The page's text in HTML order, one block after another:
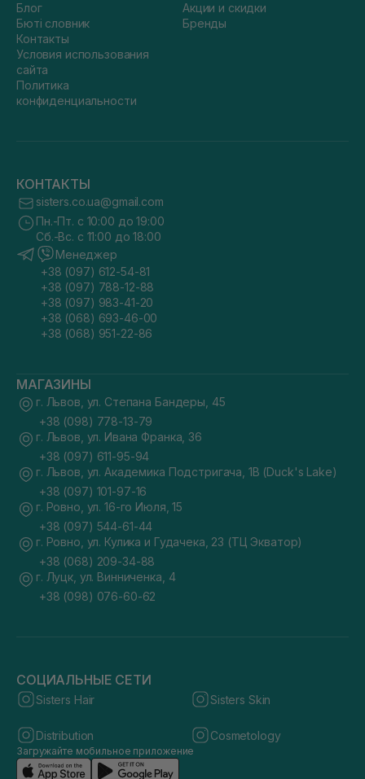
Блог
Бюті словник
Контакты
Условия использования
сайта
Политика
конфиденциальности
Акции и скидки
Бренды
КОНТАКТЫ
sisters.co.ua@gmail.com
Пн.-Пт. с 10:00 до 19:00
Сб.-Вс. с 11:00 до 18:00
Менеджер
+38 (097) 612-54-81
+38 (097) 788-12-88
+38 (097) 983-41-20
+38 (068) 693-46-00
+38 (068) 951-22-86
МАГАЗИНЫ
г. Львов, ул. Степана Бандеры, 45
+38 (098) 778-13-79
г. Львов, ул. Ивана Франка, 36
+38 (097) 611-95-94
г. Львов, ул. Академика Подстригача, 1В (Duck's Lake)
+38 (097) 101-97-16
г. Ровно, ул. 16-го Июля, 15
+38 (097) 544-61-44
г. Ровно, ул. Кулика и Гудачека, 23 (ТЦ Экватор)
+38 (068) 209-34-88
г. Луцк, ул. Винниченка, 4
+38 (098) 076-60-62
СОЦИАЛЬНЫЕ СЕТИ
Sisters Hair Sisters Skin
Distribution Cosmetology
Загружайте мобильное приложение